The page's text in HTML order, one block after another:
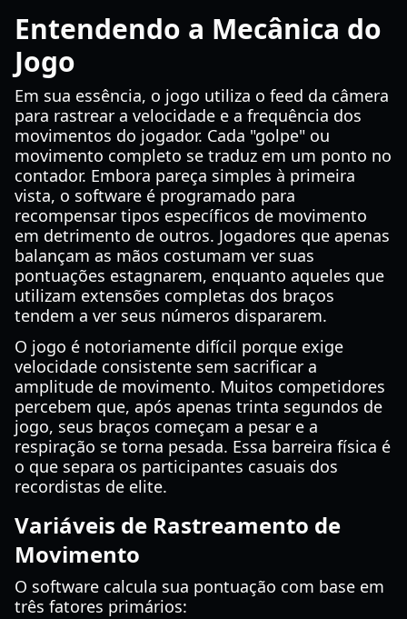
Entendendo a Mecânica do
Jogo
Em sua essência, o jogo utiliza o feed da câmera
para rastrear a velocidade e a frequência dos
movimentos do jogador. Cada "golpe" ou
movimento completo se traduz em um ponto no
contador. Embora pareça simples à primeira
vista, o software é programado para
recompensar tipos específicos de movimento
em detrimento de outros. Jogadores que apenas
balançam as mãos costumam ver suas
pontuações estagnarem, enquanto aqueles que
utilizam extensões completas dos braços
tendem a ver seus números dispararem.
O jogo é notoriamente difícil porque exige
velocidade consistente sem sacrificar a
amplitude de movimento. Muitos competidores
percebem que, após apenas trinta segundos de
jogo, seus braços começam a pesar e a
respiração se torna pesada. Essa barreira física é
o que separa os participantes casuais dos
recordistas de elite.
Variáveis de Rastreamento de
Movimento
O software calcula sua pontuação com base em
três fatores primários: